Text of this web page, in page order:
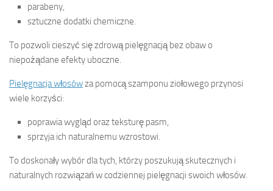
parabeny,
sztuczne dodatki chemiczne.
To pozwoli cieszyć się zdrową pielęgnacją bez obaw o
niepożądane efekty uboczne.
Pielęgnacja włosówza pomocą szamponu ziołowego przynosi
wiele korzyści:
poprawia wygląd oraz teksturę pasm,
sprzyja ich naturalnemu wzrostowi.
To doskonały wybór dla tych, którzy poszukują skutecznych i
naturalnych rozwiązań w codziennej pielęgnacji swoich włosów.